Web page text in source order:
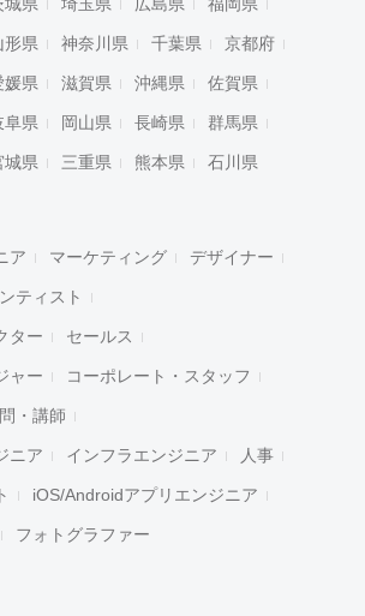
形県 神奈川県 千葉県 京都府
媛県 滋賀県 沖縄県 佐賀県
阜県 岡山県 長崎県 群馬県
城県 三重県 熊本県 石川県
ア マーケティング デザイナー
ティスト
ター セールス
ャー コーポレート・スタッフ
・講師
ニア インフラエンジニア 人事
iOS/Androidアプリエンジニア
フォトグラファー